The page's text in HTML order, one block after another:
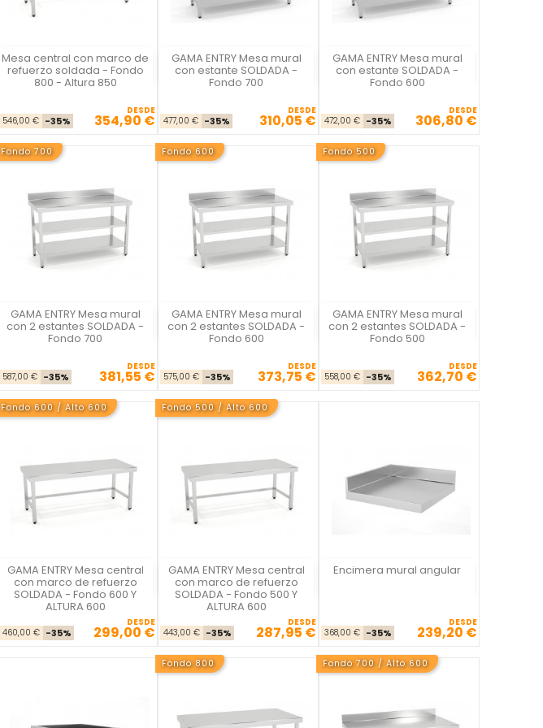
Mesa central con marco de
refuerzo soldada - Fondo
800 - Altura 850
Precio base
546,00 € -35% Precio
DESDE
354,90 €
La Casa del Chef GAMA ENTRY Mesa mural
con estante SOLDADA -
Fondo 700
Precio base
477,00 € -35% Precio
DESDE
310,05 €
La Casa del Chef GAMA ENTRY Mesa mural
con estante SOLDADA -
Fondo 600
Precio base
472,00 € -35% Precio
DESDE
306,80 €
La Casa del Chef
Fondo 700
GAMA ENTRY Mesa mural
con 2 estantes SOLDADA -
Fondo 700
Precio base
587,00 € -35% Precio
DESDE
381,55 €
La Casa del Chef
Fondo 600
GAMA ENTRY Mesa mural
con 2 estantes SOLDADA -
Fondo 600
Precio base
575,00 € -35% Precio
DESDE
373,75 €
La Casa del Chef
Fondo 500
GAMA ENTRY Mesa mural
con 2 estantes SOLDADA -
Fondo 500
Precio base
558,00 € -35% Precio
DESDE
362,70 €
La Casa del Chef
Fondo 600 / Alto 600
GAMA ENTRY Mesa central
con marco de refuerzo
SOLDADA - Fondo 600 Y
ALTURA 600
Precio base
460,00 € -35% Precio
DESDE
299,00 €
La Casa del Chef
Fondo 500 / Alto 600
GAMA ENTRY Mesa central
con marco de refuerzo
SOLDADA - Fondo 500 Y
ALTURA 600
Precio base
443,00 € -35% Precio
DESDE
287,95 €
La Casa del Chef Encimera mural angular
Precio base
368,00 € -35% Precio
DESDE
239,20 €
La Casa del Chef
Fondo 800 Fondo 700 / Alto 600